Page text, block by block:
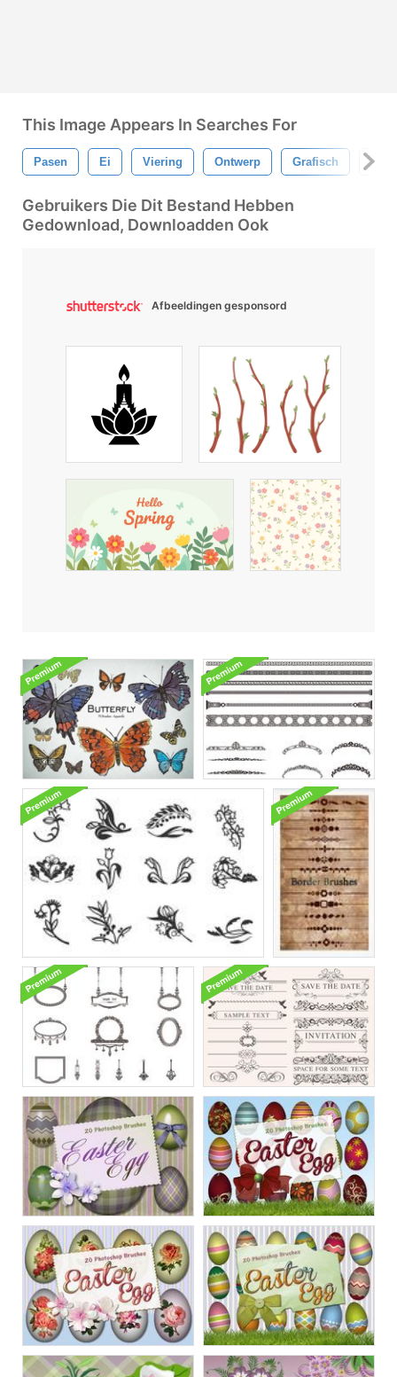
This Image Appears In Searches For
Pasen Ei Viering Ontwerp Grafisch
Gebruikers Die Dit Bestand Hebben
Gedownload, Downloadden Ook
Afbeeldingen gesponsord